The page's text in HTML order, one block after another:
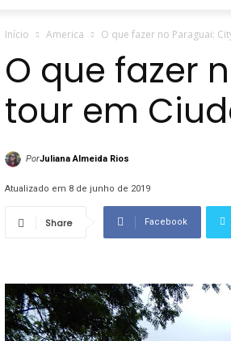
Início America O que fazer no Paraguai:
O que fazer
tour em
PorJuliana Almeida Rios
Atualizado em 8 de junho de 2019
Share Facebook